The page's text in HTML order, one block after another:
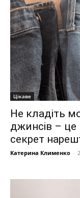
Цікаве
Не кладіть
джинсів – це
секрет
Катерина Клименко -